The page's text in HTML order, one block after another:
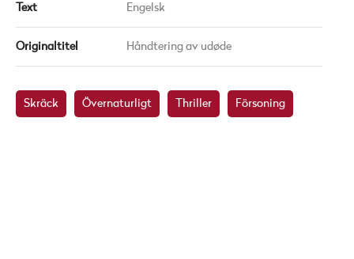
Text Engelsk
Originaltitel Håndtering av udøde
Skräck Övernaturligt Thriller Försoning